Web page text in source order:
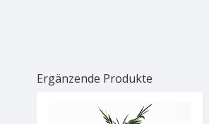
Ergänzende Produkte